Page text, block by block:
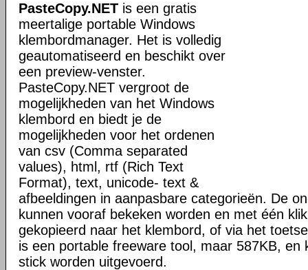
PasteCopy.NET is een gratis
meertalige portable Windows
klembordmanager. Het is volledig
geautomatiseerd en beschikt over
een preview-venster.
PasteCopy.NET vergroot de
mogelijkheden van het Windows
klembord en biedt je de
mogelijkheden voor het ordenen
van csv (Comma separated
values), html, rtf (Rich Text
Format), text, unicode- text &
afbeeldingen in aanpasbare categorieën. De
kunnen vooraf bekeken worden en met één
gekopieerd naar het klembord, of via het
is een portable freeware tool, maar 587KB, en
stick worden uitgevoerd.